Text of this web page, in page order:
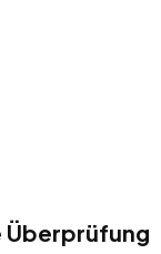
Überprüfung